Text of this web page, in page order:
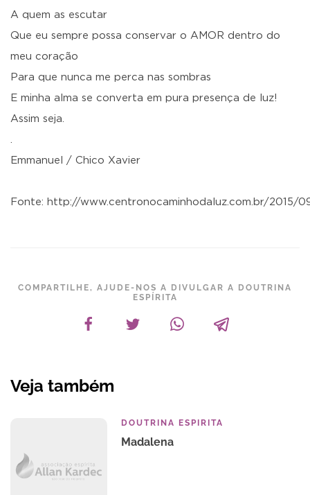
A quem as escutar
Que eu sempre possa conservar o AMOR dentro do
meu coração
Para que nunca me perca nas sombras
E minha alma se converta em pura presença de luz!
Assim seja.
.
Emmanuel / Chico Xavier
Fonte: http://www.centronocaminhodaluz.com.br/2015/
COMPARTILHE, AJUDE-NOS A DIVULGAR A DOUTRINA
ESPÍRITA
Veja também
DOUTRINA ESPIRITA
Madalena